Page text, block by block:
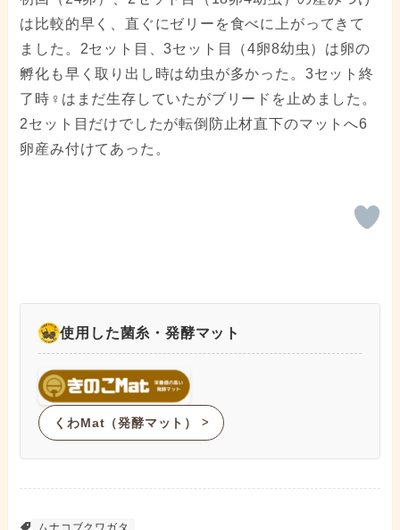
は比較的早く、直ぐにゼリーを食べに上がってきて
ました。2セット目、3セット目（4卵8幼虫）は卵の
孵化も早く取り出し時は幼虫が多かった。3セット終
了時♀はまだ生存していたがブリードを止めました。
2セット目だけでしたが転倒防止材直下のマットへ6
卵産み付けてあった。
使用した菌糸・発酵マット
くわMat（発酵マット） ᐳ
ムナコブクワガタ